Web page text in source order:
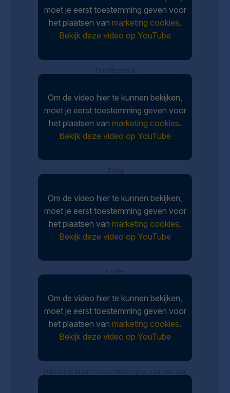
moet je eerst toestemming geven voor
het plaatsen van marketing cookies.
Bekijk deze video op YouTube
Om de video hier te kunnen bekijken,
moet je eerst toestemming geven voor
het plaatsen van marketing cookies.
Bekijk deze video op YouTube
Om de video hier te kunnen bekijken,
moet je eerst toestemming geven voor
het plaatsen van marketing cookies.
Bekijk deze video op YouTube
Om de video hier te kunnen bekijken,
moet je eerst toestemming geven voor
het plaatsen van marketing cookies.
Bekijk deze video op YouTube